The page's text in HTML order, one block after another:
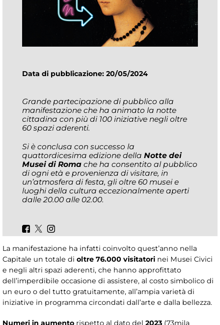
Data di pubblicazione: 20/05/2024
Grande partecipazione di pubblico alla
manifestazione che ha animato la notte
cittadina con più di 100 iniziative negli oltre
60 spazi aderenti.
Si è conclusa con successo la
quattordicesima edizione della Notte dei
Musei di Roma che ha consentito al pubblico
di ogni età e provenienza di visitare, in
un’atmosfera di festa, gli oltre 60 musei e
luoghi della cultura eccezionalmente aperti
dalle 20.00 alle 02.00.
La manifestazione ha infatti coinvolto quest’anno nella
Capitale un totale di oltre 76.000 visitatori nei Musei Civici
e negli altri spazi aderenti, che hanno approfittato
dell’imperdibile occasione di assistere, al costo simbolico di
un euro o del tutto gratuitamente, all’ampia varietà di
iniziative in programma circondati dall’arte e dalla bellezza.
Numeri in aumento rispetto al dato del 2023 (73mila